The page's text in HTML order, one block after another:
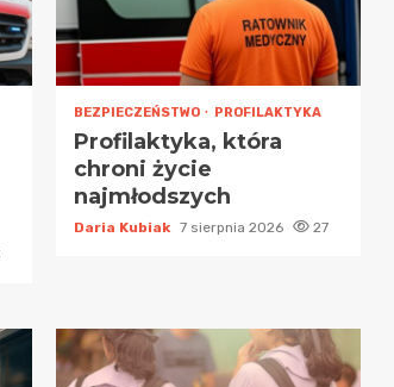
BEZPIECZEŃSTWO PROFILAKTYKA
Profilaktyka, która
chroni życie
najmłodszych
Daria Kubiak 7 sierpnia 2026 27